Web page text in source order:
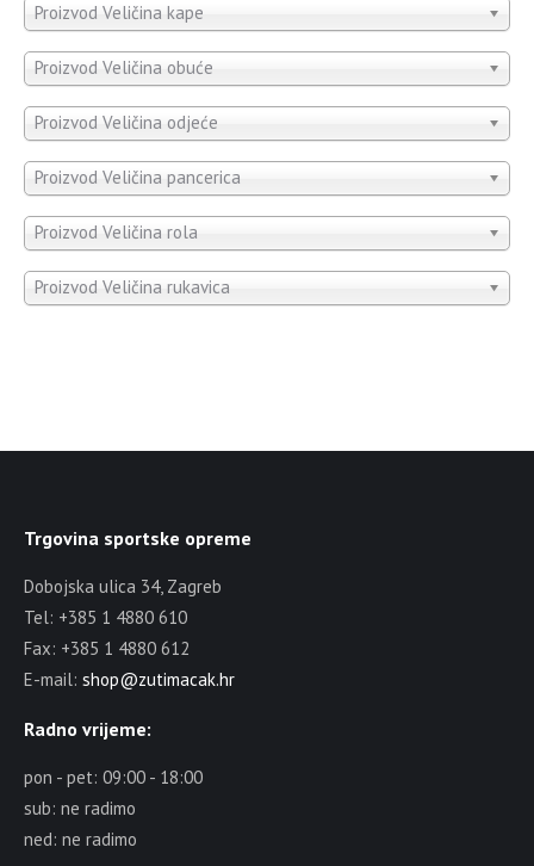
Proizvod Veličina kape
Proizvod Veličina obuće
Proizvod Veličina odjeće
Proizvod Veličina pancerica
Proizvod Veličina rola
Proizvod Veličina rukavica
Trgovina sportske opreme
Dobojska ulica 34, Zagreb
Tel: +385 1 4880 610
Fax: +385 1 4880 612
E-mail: shop@zutimacak.hr
Radno vrijeme:
pon - pet: 09:00 - 18:00
sub: ne radimo
ned: ne radimo